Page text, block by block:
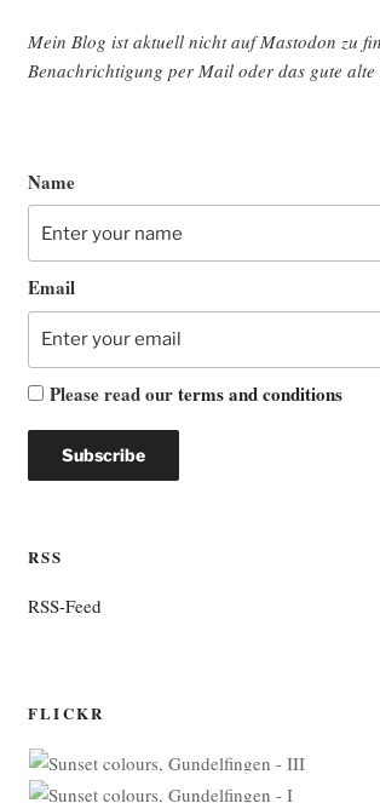
Mein Blog ist aktu­ell nicht auf Mast­o­don zu
Benach­rich­ti­gung per Mail oder das gute alte
Name
Email
Please read ourterms and conditions
RSS
RSS-Feed
FLICKR